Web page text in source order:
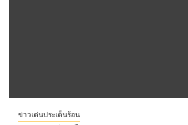
ข่าวเด่นประเด็นร้อน